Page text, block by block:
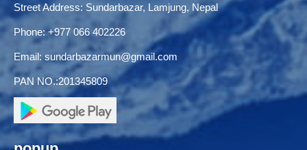
Street Address: Sundarbazar, Lamjung, Nepal
Phone: +977 066 402226
Email: sundarbazarmun@gmail.com
PAN NO.:201345809